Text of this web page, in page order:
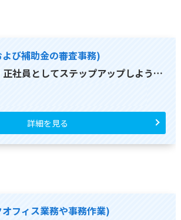
び補助金の審査事務)
正社員としてステップアップしよう…
詳細を見る
フィス業務や事務作業)